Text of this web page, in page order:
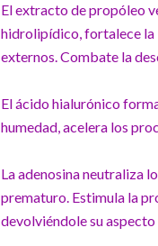
El extracto de propóleo
hidrolipídico, fortalece la
externos. Combate la
El ácido hialurónico
humedad, acelera los
La adenosina neutraliza
prematuro. Estimula la
devolviéndole su